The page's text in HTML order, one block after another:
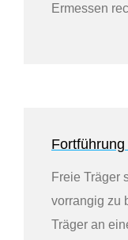
Ermessen
Freie Träger
vorrangig zu
Träger an